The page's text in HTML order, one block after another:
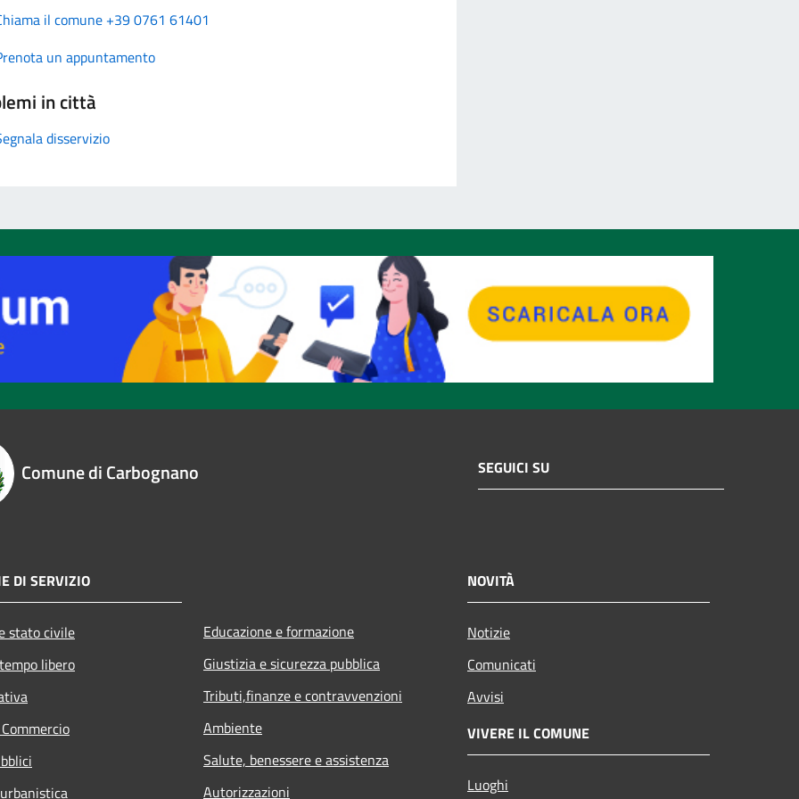
il comune +39 0761 61401
un appuntamento
in città
disservizio
Comune di Carbognano SEGUICI SU
DI SERVIZIO
stato civile
libero
Educazione e formazione
Giustizia e sicurezza pubblica
Tributi,finanze e contravvenzioni
Ambiente
Salute, benessere e assistenza
Autorizzazioni
NOVITÀ
Notizie
Comunicati
Avvisi
VIVERE IL COMUNE
Luoghi